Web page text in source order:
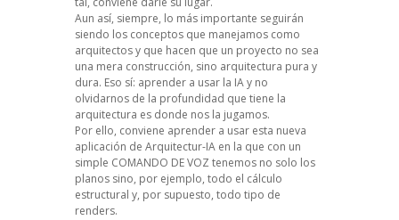
Aun así, siempre, lo más importante seguirán
siendo los conceptos que manejamos como
arquitectos y que hacen que un proyecto no sea
una mera construcción, sino arquitectura pura y
dura. Eso sí: aprender a usar la IA y no
olvidarnos de la profundidad que tiene la
arquitectura es donde nos la jugamos.
Por ello, conviene aprender a usar esta nueva
aplicación de Arquitectur-IA en la que con un
simple COMANDO DE VOZ tenemos no solo los
planos sino, por ejemplo, todo el cálculo
estructural y, por supuesto, todo tipo de
renders.